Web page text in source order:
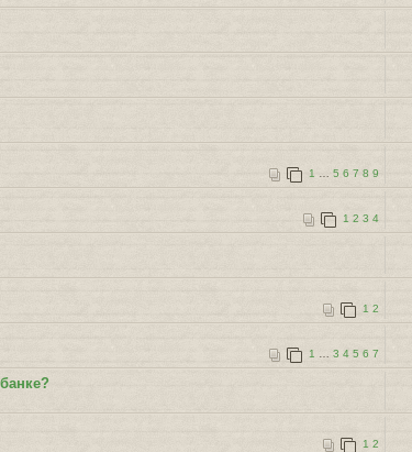
1 5 6 7 8 9
1 2 3 4
1 2
1 3 4 5 6 7
1 2